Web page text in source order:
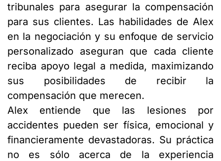
tribunales para asegurar la compensación
para sus clientes. Las habilidades de Alex
en la negociación y su enfoque de servicio
personalizado aseguran que cada cliente
reciba apoyo legal a medida, maximizando
sus posibilidades de recibir la
compensación que merecen.
Alex entiende que las lesiones por
accidentes pueden ser física, emocional y
financieramente devastadoras. Su práctica
no es sólo acerca de la experiencia